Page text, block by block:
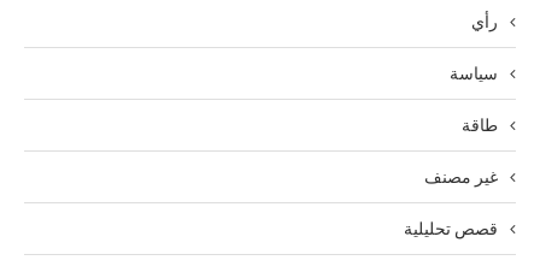
رأي
سياسة
طاقة
غير مصنف
قصص تحليلية